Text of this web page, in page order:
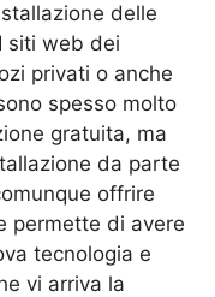
delle
siti web dei
privati o anche
spesso molto
gratuita, ma
da parte
offrire
permette di avere
tecnologia e
vi arriva la